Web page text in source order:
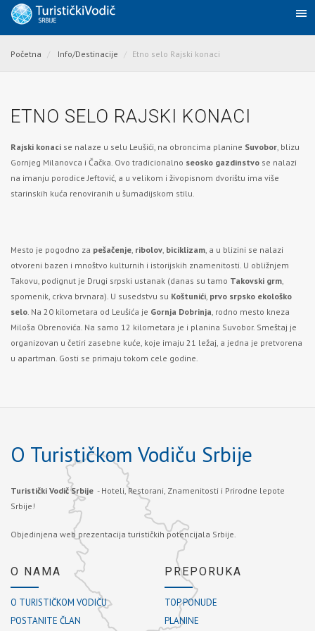
Početna Info/Destinacije Etno selo Rajski konaci
ETNO SELO RAJSKI KONACI
Rajski konaci se nalaze u selu Leušići, na obroncima planine Suvobor, blizu
Gornjeg Milanovca i Čačka. Ovo tradicionalno seosko gazdinstvo se nalazi
na imanju porodice Jeftović, a u velikom i živopisnom dvorištu ima više
starinskih kuća renoviranih u šumadijskom stilu.
Mesto je pogodno za pešačenje, ribolov, biciklizam, a u blizini se nalazi
otvoreni bazen i mnoštvo kulturnih i istorijskih znamenitosti. U obližnjem
Takovu, podignut je Drugi srpski ustanak (danas su tamo Takovski grm,
spomenik, crkva brvnara). U susedstvu su Koštunići, prvo srpsko ekološko
selo. Na 20 kilometara od Leušića je Gornja Dobrinja, rodno mesto kneza
Miloša Obrenovića. Na samo 12 kilometara je i planina Suvobor. Smeštaj je
organizovan u četiri zasebne kuće, koje imaju 21 ležaj, a jedna je pretvorena
u apartman. Gosti se primaju tokom cele godine.
O Turističkom Vodiču Srbije
Turistički Vodič Srbije - Hoteli, Restorani, Znamenitosti i Prirodne lepote
Srbije!
Objedinjena web prezentacija turističkih potencijala Srbije.
O NAMA
O TURISTIČKOM VODIČU
POSTANITE ČLAN
PREPORUKA
TOP PONUDE
PLANINE